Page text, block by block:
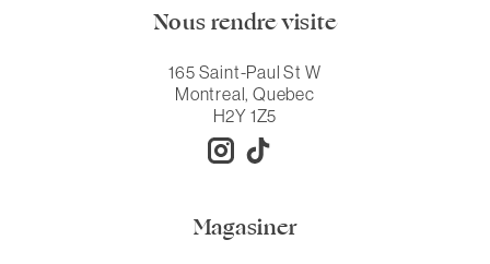
Nous rendre visite
165 Saint-Paul St W
Montreal, Quebec
H2Y 1Z5
Magasiner